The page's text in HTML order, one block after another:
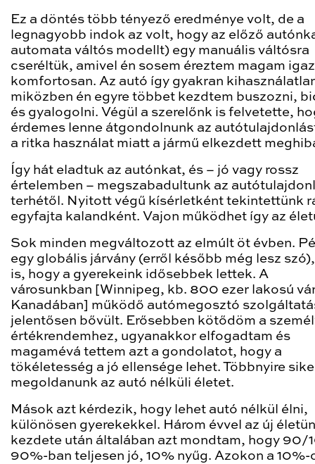
Ez a döntés több tényező eredménye volt, de a
legnagyobb indok az volt, hogy az előző
automata váltós modellt) egy manuális váltósra
cseréltük, amivel én sosem éreztem magam
komfortosan. Az autó így gyakran
miközben én egyre többet kezdtem buszozni,
és gyalogolni. Végül a szerelőnk is felvetette,
érdemes lenne átgondolnunk az
a ritka használat miatt a jármű elkezdett
Így hát eladtuk az autónkat, és – jó vagy rossz
értelemben – megszabadultunk az
terhétől. Nyitott végű kísérletként tekintettünk
egyfajta kalandként. Vajon működhet így az
Sok minden megváltozott az elmúlt öt évben.
egy globális járvány (erről később még lesz
is, hogy a gyerekeink idősebbek lettek. A
városunkban [Winnipeg, kb. 800 ezer lakosú
Kanadában] működő autómegosztó
jelentősen bővült. Erősebben kötődöm a
értékrendemhez, ugyanakkor elfogadtam és
magamévá tettem azt a gondolatot, hogy a
tökéletesség a jó ellensége lehet. Többnyire
megoldanunk az autó nélküli életet.
Mások azt kérdezik, hogy lehet autó nélkül élni,
különösen gyerekekkel. Három évvel az új
kezdete után általában azt mondtam, hogy 90/
90%-ban teljesen jó, 10% nyűg. Azokon a 10%-